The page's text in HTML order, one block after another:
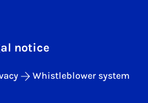
notice
Whistleblower system